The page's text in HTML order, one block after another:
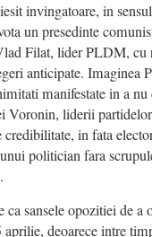
invingatoare, in
un presedinte
Filat, lider PLDM,
anticipate.
manifestate in a
Voronin, liderii
in fata
politician fara
ca sansele opozitiei de
deoarece intre